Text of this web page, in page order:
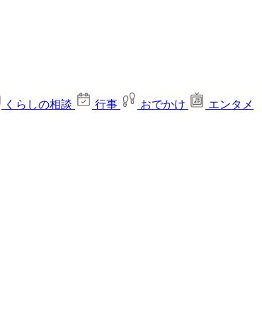
くらしの相談 行事 おでかけ
エンタメ